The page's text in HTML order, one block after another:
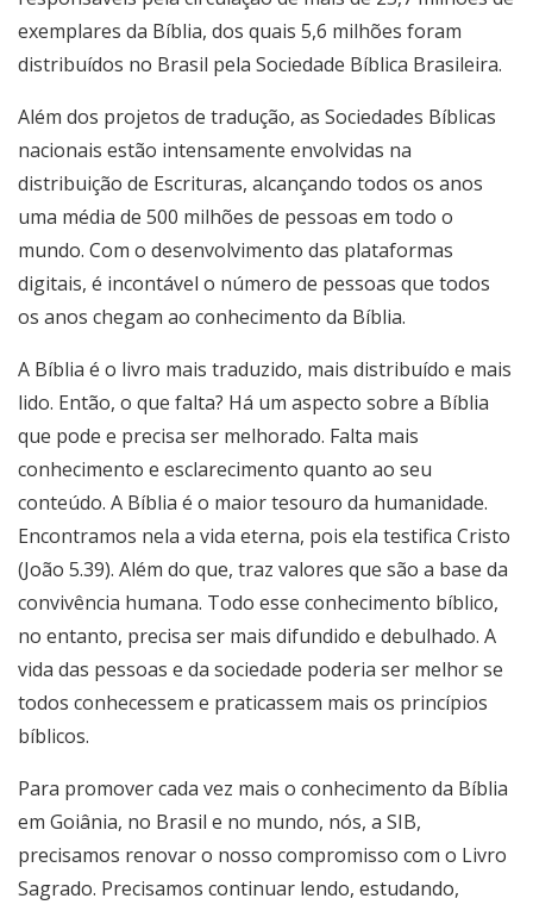
exemplares da Bíblia, dos quais 5,6 milhões foram
distribuídos no Brasil pela Sociedade Bíblica Brasileira.
Além dos projetos de tradução, as Sociedades Bíblicas
nacionais estão intensamente envolvidas na
distribuição de Escrituras, alcançando todos os anos
uma média de 500 milhões de pessoas em todo o
mundo. Com o desenvolvimento das plataformas
digitais, é incontável o número de pessoas que todos
os anos chegam ao conhecimento da Bíblia.
A Bíblia é o livro mais traduzido, mais distribuído e mais
lido. Então, o que falta? Há um aspecto sobre a Bíblia
que pode e precisa ser melhorado. Falta mais
conhecimento e esclarecimento quanto ao seu
conteúdo. A Bíblia é o maior tesouro da humanidade.
Encontramos nela a vida eterna, pois ela testifica Cristo
(João 5.39). Além do que, traz valores que são a base da
convivência humana. Todo esse conhecimento bíblico,
no entanto, precisa ser mais difundido e debulhado. A
vida das pessoas e da sociedade poderia ser melhor se
todos conhecessem e praticassem mais os princípios
bíblicos.
Para promover cada vez mais o conhecimento da Bíblia
em Goiânia, no Brasil e no mundo, nós, a SIB,
precisamos renovar o nosso compromisso com o Livro
Sagrado. Precisamos continuar lendo, estudando,